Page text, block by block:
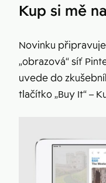
Kup si mě
Novinku
„obrazová“ síť
uvede do
tlačítko „Buy It“ –